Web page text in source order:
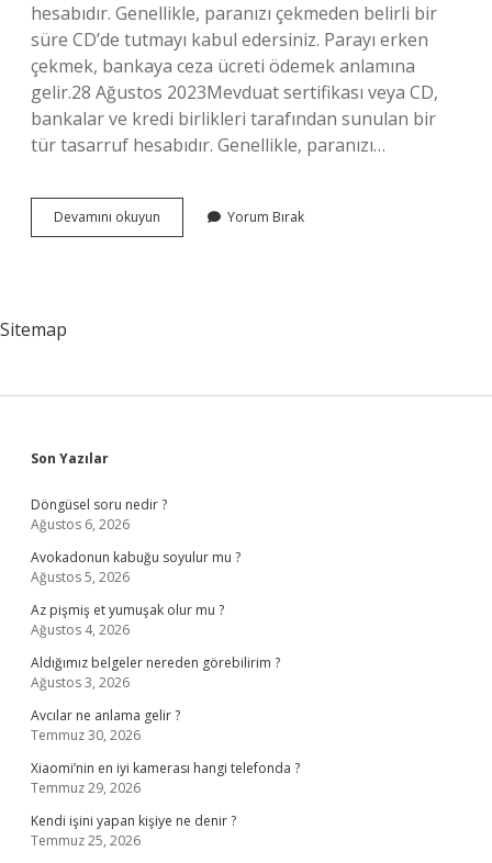
hesabıdır. Genellikle, paranızı çekmeden belirli bir
süre CD’de tutmayı kabul edersiniz. Parayı erken
çekmek, bankaya ceza ücreti ödemek anlamına
gelir.28 Ağustos 2023Mevduat sertifikası veya CD,
bankalar ve kredi birlikleri tarafından sunulan bir
tür tasarruf hesabıdır. Genellikle, paranızı…
Devamını okuyun
Cd
Yorum Bırak
Sitemap
Sidebar
Son Yazılar
Döngüsel soru nedir ?
Ağustos 6, 2026
Avokadonun kabuğu soyulur mu ?
Ağustos 5, 2026
Az pişmiş et yumuşak olur mu ?
Ağustos 4, 2026
Aldığımız belgeler nereden görebilirim ?
Ağustos 3, 2026
Avcılar ne anlama gelir ?
Temmuz 30, 2026
Xiaomi’nin en iyi kamerası hangi telefonda ?
Temmuz 29, 2026
Kendi işini yapan kişiye ne denir ?
Temmuz 25, 2026